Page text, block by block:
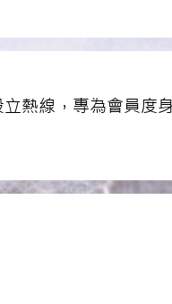
熱線，專為會員度